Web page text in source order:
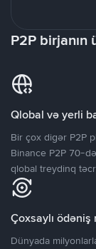
P2P birjanın
Qlobal və yerli
Bir çox digər P2P
Binance P2P 70-
qlobal treydinq
Çoxsaylı ödəniş
Dünyada